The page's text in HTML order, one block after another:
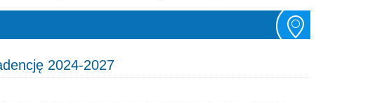
2024-2027